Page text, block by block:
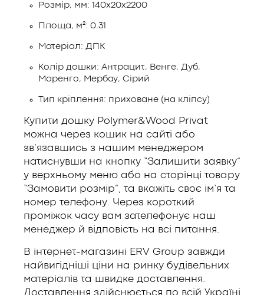
Розмір, мм: 140х20х2200
Площа, м²: 0.31
Матеріал: ДПК
Колір дошки: Антрацит, Венге, Дуб,
Маренго, Мербау, Сірий
Тип кріплення: приховане (на кліпсу)
Купити дошку Polymer&Wood Privat
можна через кошик на сайті або
зв’язавшись з нашим менеджером
натиснувши на кнопку “Залишити заявку”
у верхньому меню або на сторінці товару
“Замовити розмір”, та вкажіть своє ім’я та
номер телефону. Через короткий
проміжок часу вам зателефонує наш
менеджер й відповість на всі питання.
В інтернет-магазині ERV Group завжди
найвигідніші ціни на ринку будівельних
матеріалів та швидке доставлення.
Доставлення здійснюється по всій Україні